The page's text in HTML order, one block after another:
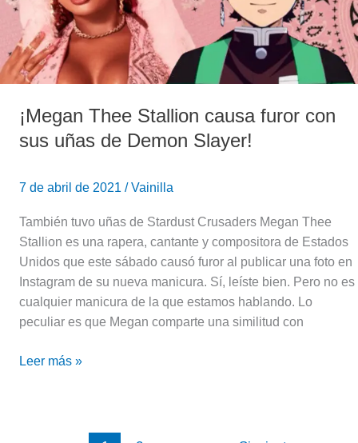
¡Megan Thee Stallion causa furor con
sus uñas de Demon Slayer!
7 de abril de 2021 /Vainilla
También tuvo uñas de Stardust Crusaders Megan Thee
Stallion es una rapera, cantante y compositora de Estados
Unidos que este sábado causó furor al publicar una foto en
Instagram de su nueva manicura. Sí, leíste bien. Pero no es
cualquier manicura de la que estamos hablando. Lo
peculiar es que Megan comparte una similitud con
uñas
de
Demon
Leer más »